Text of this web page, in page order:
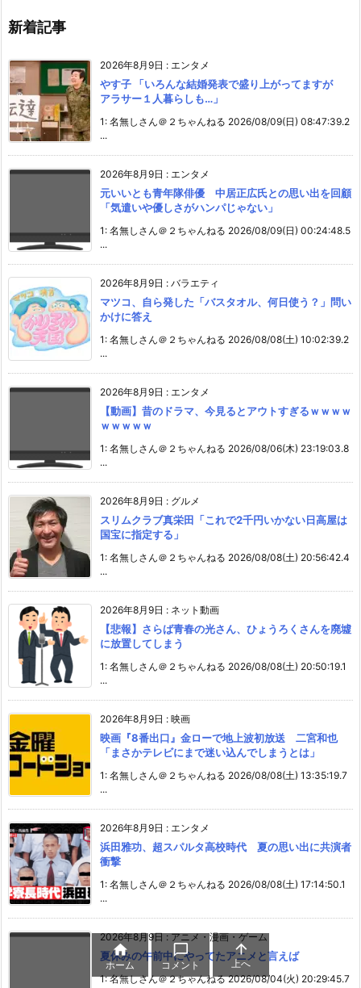
新着記事
2026年8月9日 : エンタメ
やす子 「いろんな結婚発表で盛り上がってますが
アラサー１人暮らしも…」
1: 名無しさん＠２ちゃんねる 2026/08/09(日) 08:47:39.2
...
2026年8月9日 : エンタメ
元いいとも青年隊俳優 中居正広氏との思い出を回顧
「気遣いや優しさがハンパじゃない」
1: 名無しさん＠２ちゃんねる 2026/08/09(日) 00:24:48.5
...
2026年8月9日 : バラエティ
マツコ、自ら発した「バスタオル、何日使う？」問い
かけに答え
1: 名無しさん＠２ちゃんねる 2026/08/08(土) 10:02:39.2
...
2026年8月9日 : エンタメ
【動画】昔のドラマ、今見るとアウトすぎるｗｗｗｗ
ｗｗｗｗｗ
1: 名無しさん＠２ちゃんねる 2026/08/06(木) 23:19:03.8
...
2026年8月9日 : グルメ
スリムクラブ真栄田「これで2千円いかない日高屋は
国宝に指定する」
1: 名無しさん＠２ちゃんねる 2026/08/08(土) 20:56:42.4
...
2026年8月9日 : ネット動画
【悲報】さらば青春の光さん、ひょうろくさんを廃墟
に放置してしまう
1: 名無しさん＠２ちゃんねる 2026/08/08(土) 20:50:19.1
...
2026年8月9日 : 映画
映画『8番出口』金ローで地上波初放送 二宮和也
「まさかテレビにまで迷い込んでしまうとは」
1: 名無しさん＠２ちゃんねる 2026/08/08(土) 13:35:19.7
...
2026年8月9日 : エンタメ
浜田雅功、超スパルタ高校時代 夏の思い出に共演者
衝撃
1: 名無しさん＠２ちゃんねる 2026/08/08(土) 17:14:50.1
...
2026年8月9日:アニメ・漫画・ゲーム
夏休みの午前中にやってたアニメと言えば
1: 名無しさん＠２ちゃんねる 2026/08/04(火) 20:29:45.7

ホーム

コメント

上へ